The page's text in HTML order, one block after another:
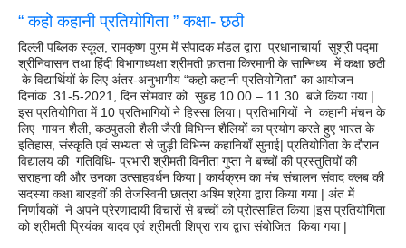
“ कहो कहानी प्रतियोगिता ” कक्षा- छठी
दिल्ली पब्लिक स्कूल, रामकृष्ण पुरम में संपादक मंडल द्वारा प्रधानाचार्या सुश्री पद्मा
श्रीनिवासन तथा हिंदी विभागाध्यक्षा श्रीमती फ़ातमा किरमानी के सान्निध्य में कक्षा छठी
के विद्यार्थियों के लिए अंतर-अनुभागीय “कहो कहानी प्रतियोगिता” का आयोजन
दिनांक 31-5-2021, दिन सोमवार को सुबह 10.00 – 11.30 बजे किया गया |
इस प्रतियोगिता में 10 प्रतिभागियों ने हिस्सा लिया। प्रतिभागियों ने कहानी मंचन के
लिए गायन शैली, कठपुतली शैली जैसी विभिन्न शैलियों का प्रयोग करते हुए भारत के
इतिहास, संस्कृति एवं सभ्यता से जुड़ी विभिन्न कहानियाँ सुनाई| प्रतियोगिता के दौरान
विद्यालय की गतिविधि- प्रभारी श्रीमती विनीता गुप्ता ने बच्चों की प्रस्तुतियों की
सराहना की और उनका उत्साहवर्धन किया | कार्यक्रम का मंच संचालन संवाद क्लब की
सदस्या कक्षा बारहवीं की तेजस्विनी छात्रा अश्मि श्रेया द्वारा किया गया | अंत में
निर्णायकों ने अपने प्रेरणादायी विचारों से बच्चों को प्रोत्साहित किया |इस प्रतियोगिता
को श्रीमती प्रियंका यादव एवं श्रीमती शिप्रा राय द्वारा संयोजित किया गया |